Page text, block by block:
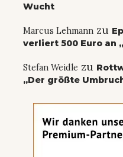
Wucht
Marcus Lehmann zu
verliert 500 Euro an
Stefan Weidle zu
„Der größte